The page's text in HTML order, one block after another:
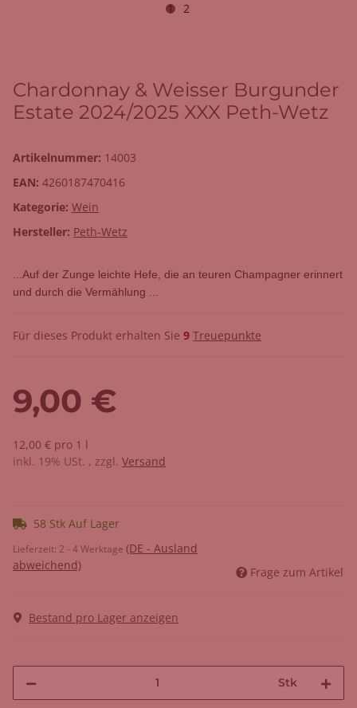
1 2
Chardonnay & Weisser Burgunder
Estate 2024/2025 XXX Peth-Wetz
Artikelnummer: 14003
EAN: 4260187470416
Kategorie: Wein
Hersteller: Peth-Wetz
...Auf der Zunge leichte Hefe, die an teuren Champagner erinnert
und durch die Vermählung ...
Für dieses Produkt erhalten Sie 9 Treuepunkte
9,00 €
12,00 € pro 1 l
inkl. 19% USt. , zzgl. Versand
58 Stk Auf Lager
Lieferzeit: 2 - 4 Werktage (DE - Ausland
abweichend)
Frage zum Artikel
Bestand pro Lager anzeigen
Stk